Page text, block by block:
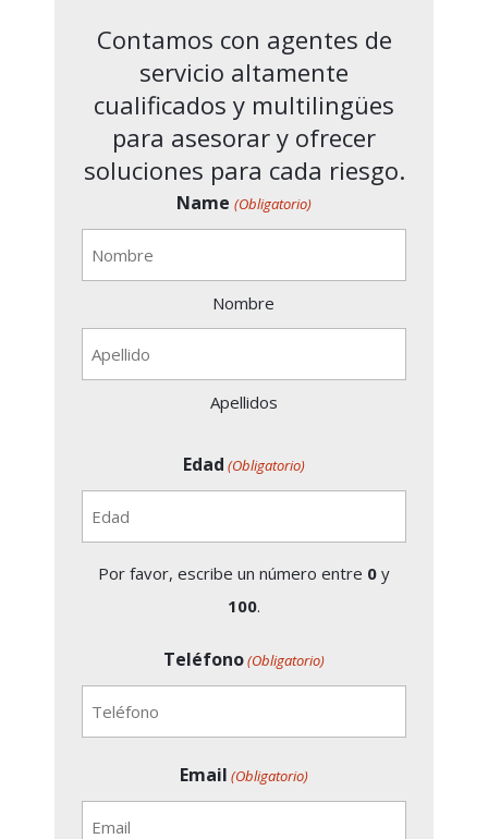
Contamos con agentes de
servicio altamente
cualificados y multilingües
para asesorar y ofrecer
soluciones para cada riesgo.
Name (Obligatorio)
Nombre
Apellidos
Edad (Obligatorio)
Por favor, escribe un número entre 0y
100.
Teléfono(Obligatorio)
Email (Obligatorio)